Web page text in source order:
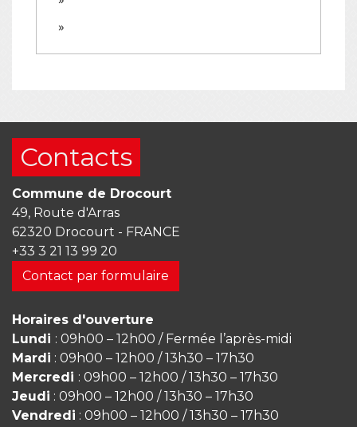
Contacts
Commune de Drocourt
49, Route d'Arras
62320 Drocourt - FRANCE
+33 3 21 13 99 20
Contact par formulaire
Horaires d'ouverture
Lundi : 09h00 – 12h00 / Fermée l’après-midi
Mardi : 09h00 – 12h00 / 13h30 – 17h30
Mercredi : 09h00 – 12h00 / 13h30 – 17h30
Jeudi : 09h00 – 12h00 / 13h30 – 17h30
Vendredi : 09h00 – 12h00 / 13h30 – 17h30